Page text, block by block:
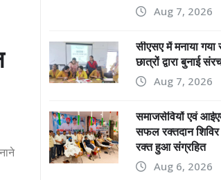
Aug 7, 2026
सीएसए में मनाया गया
छात्रों द्वारा बुनाई
Aug 7, 2026
समाजसेवियों एवं
सफल रक्तदान
रक्त हुआ संग्रहित
Aug 6, 2026